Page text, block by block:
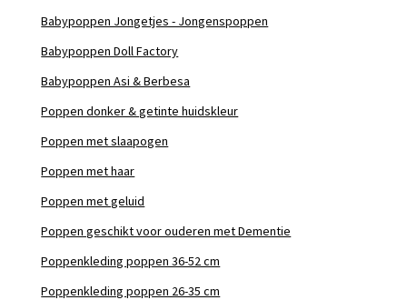
Babypoppen Jongetjes - Jongenspoppen
Babypoppen Doll Factory
Babypoppen Asi & Berbesa
Poppen donker & getinte huidskleur
Poppen met slaapogen
Poppen met haar
Poppen met geluid
Poppen geschikt voor ouderen met Dementie
Poppenkleding poppen 36-52 cm
Poppenkleding poppen 26-35 cm